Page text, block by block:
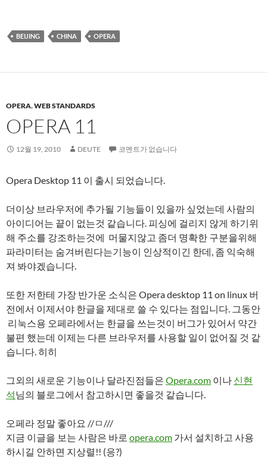
BEIJING CHINA OPERA
OPERA,WEB STANDARDS
OPERA 11
12월 19, 2010 DEUTE 코멘트가 없습니다
Opera Desktop 11 이 출시 되었습니다.
더이상 브라우저에 추가될 기능들이 있을까 싶었는데 사람의
아이디어는 끝이 없는것 같습니다. 피싱에 걸리지 않게 하기위
해 주소를 강조하는것에 머물지않고 좀더 명확한 구분을위해
파라미터는 숨겨버린다는기능이 인상적이긴 한데, 좀 익숙해
져 봐야겠습니다.
또한 저한테 가장 반가운 소식은 Opera desktop 11 on linux 버
전에서 이제서야 한글을 제대로 쓸 수 있다는 점입니다. 그동안
리눅스용 오페라에서는 한글을 쓰는것이 버그가 있어서 약간
불편 했는데 이제는 다른 브라우저를 사용할 일이 없어질 것 같
습니다. 히히
그외의 새로운 기능이나 달라진점들은 Opera.com 이나 신현
석님의 블로그에서 참고하시면 좋을것 같습니다.
오페라 정말 좋아요 //ㅁ///
지금 이글을 보는 사람은 바로 opera.com 가서 설치하고 사용
하시길 안하면 지상렬!! (응?)